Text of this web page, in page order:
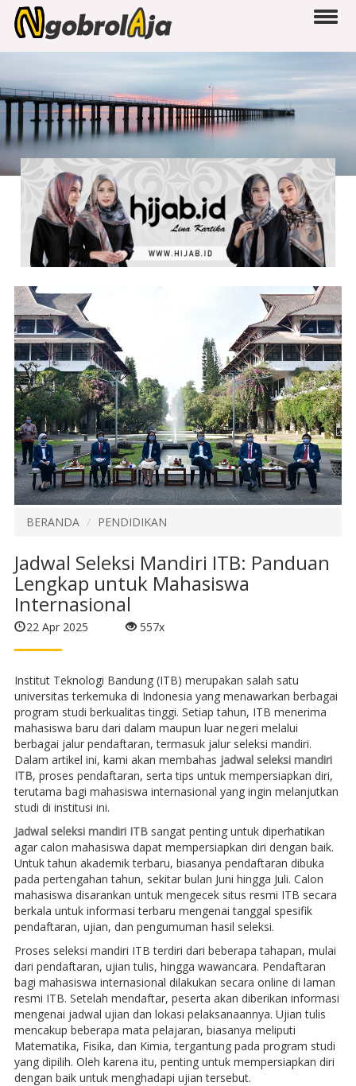
BERANDA PENDIDIKAN
Jadwal Seleksi Mandiri ITB: Panduan
Lengkap untuk Mahasiswa
Internasional
22 Apr 2025 557x
Institut Teknologi Bandung (ITB) merupakan salah satu
universitas terkemuka di Indonesia yang menawarkan berbagai
program studi berkualitas tinggi. Setiap tahun, ITB menerima
mahasiswa baru dari dalam maupun luar negeri melalui
berbagai jalur pendaftaran, termasuk jalur seleksi mandiri.
Dalam artikel ini, kami akan membahas jadwal seleksi mandiri
ITB, proses pendaftaran, serta tips untuk mempersiapkan diri,
terutama bagi mahasiswa internasional yang ingin melanjutkan
studi di institusi ini.
Jadwal seleksi mandiri ITBsangat penting untuk diperhatikan
agar calon mahasiswa dapat mempersiapkan diri dengan baik.
Untuk tahun akademik terbaru, biasanya pendaftaran dibuka
pada pertengahan tahun, sekitar bulan Juni hingga Juli. Calon
mahasiswa disarankan untuk mengecek situs resmi ITB secara
berkala untuk informasi terbaru mengenai tanggal spesifik
pendaftaran, ujian, dan pengumuman hasil seleksi.
Proses seleksi mandiri ITB terdiri dari beberapa tahapan, mulai
dari pendaftaran, ujian tulis, hingga wawancara. Pendaftaran
bagi mahasiswa internasional dilakukan secara online di laman
resmi ITB. Setelah mendaftar, peserta akan diberikan informasi
mengenai jadwal ujian dan lokasi pelaksanaannya. Ujian tulis
mencakup beberapa mata pelajaran, biasanya meliputi
Matematika, Fisika, dan Kimia, tergantung pada program studi
yang dipilih. Oleh karena itu, penting untuk mempersiapkan diri
dengan baik untuk menghadapi ujian tersebut.